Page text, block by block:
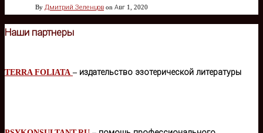
By Дмитрий Зеленцов on Авг 1, 2020
Наши партнеры
TERRA FOLIATA – издательство эзотерической литературы